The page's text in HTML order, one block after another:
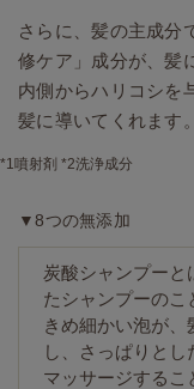
さらに、髪の主成分
修ケア」成分が、髪
内側からハリコシを
髪に導いてくれます。
*1噴射剤 *2洗浄成分
▼8つの無添加
炭酸シャンプーと
たシャンプーのこ
きめ細かい泡が、
し、さっぱりと
マッサージするこ